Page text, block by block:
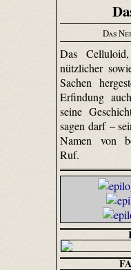
Das
Das
nützlicher
Sachen
Erfindung
seine
sagen darf –
Namen von
Ruf.